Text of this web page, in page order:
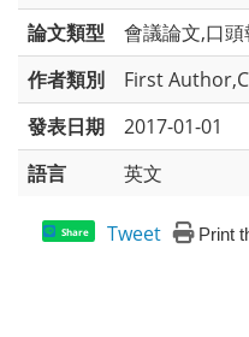
論文類型
會議論文,口
作者類別
First
發表日期
2017-01-01
語言
英文
Share Tweet Print